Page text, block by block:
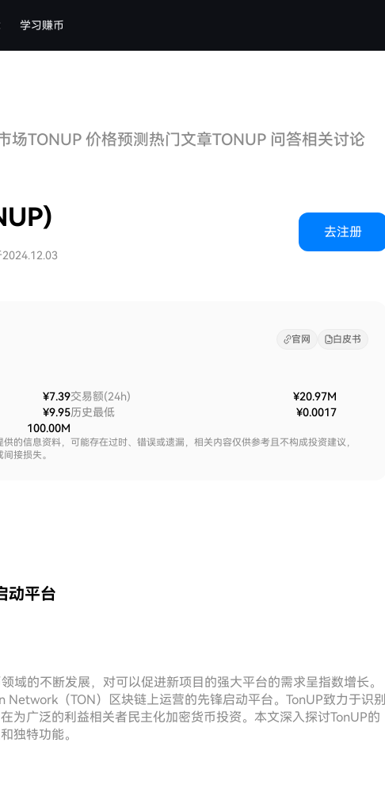
学习赚币
场TONUP 价格预测热门文章TONUP 问答相关讨论
去注册
官网 白皮书
¥7.39
¥9.95
100.00M
交易额(24h)
¥20.97M
历史最低
¥0.0017
的信息资料，可能存在过时、错误或遗漏，相关内容仅供参考且不构成投资建议，
接损失。
动平台
域的不断发展，对可以促进新项目的强大平台的需求呈指数增长。
Network（TON）区块链上运营的先锋启动平台。TonUP致力于识别
为广泛的利益相关者民主化加密货币投资。本文深入探讨TonUP的
独特功能。